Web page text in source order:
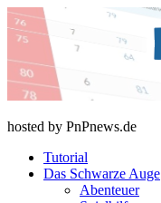
Skip
to
content
rollenspiel-bewertungen.de
hosted by PnPnews.de
Tutorial
Das Schwarze Auge
Abenteuer